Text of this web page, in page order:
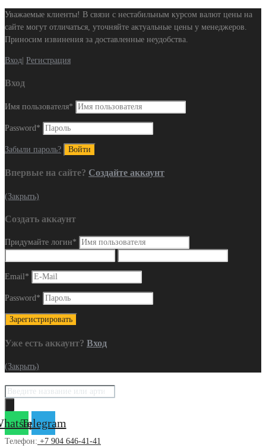
Уважаемые клиенты! В связи с нестабильным курсом валют цены на
сайте могут отличаться, уточняйте актуальные цены у менеджеров.
Приносим извинения за доставленные неудобства.
Вход Регистрация
Вход
Имя пользователя*
Password *
Забыли пароль?
Впервые на сайте? Создайте аккаунт
(Закрыть)
Создать аккаунт
Придумайте логин*
Email*
Password*
Уже есть аккаунт? Вход
(Закрыть)
Поиск
Telegram
Телефон: +7 904 646-41-41